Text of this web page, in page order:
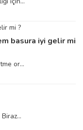
basura iyi gelir mi
or...